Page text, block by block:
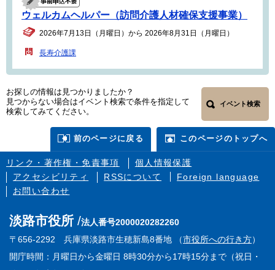
ウェルカムヘルパー（訪問介護人材確保支援事業）
2026年7月13日（月曜日）から 2026年8月31日（月曜日）
長寿介護課
お探しの情報は見つかりましたか？
見つからない場合はイベント検索で条件を指定して
検索してみてください。
イベント検索
前のページに戻る このページのトップへ
リンク・著作権・免責事項
個人情報保護
アクセシビリティ
RSSについて
Foreign language
お問い合わせ
淡路市役所
法人番号2000020282260
〒656-2292 兵庫県淡路市生穂新島8番地 （市役所への行き方）
開庁時間：月曜日から金曜日 8時30分から17時15分まで（祝日・